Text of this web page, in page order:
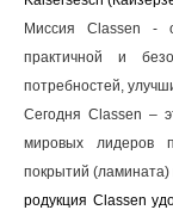
Миссия Classen -
практичной и
потребностей,
Сегодня Classen –
мировых лидеров
покрытий (ламината)
родукция Classen